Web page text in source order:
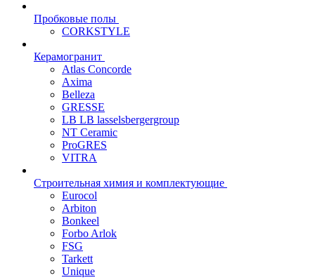
Пробковые полы
CORKSTYLE
Керамогранит
Atlas Concorde
Axima
Belleza
GRESSE
LB LB lasselsbergergroup
NT Ceramic
ProGRES
VITRA
Строительная химия и комплектующие
Eurocol
Arbiton
Bonkeel
Forbo Arlok
FSG
Tarkett
Unique